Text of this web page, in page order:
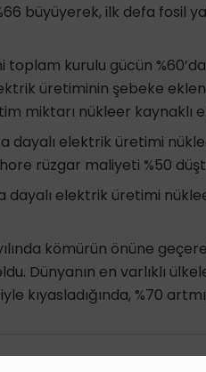
büyüyerek, ilk defa fosil
toplam kurulu gücün
üretiminin şebeke
miktarı nükleer kaynaklı
dayalı elektrik üretimi
rüzgar maliyeti %50
dayalı elektrik üretimi
kömürün önüne
Dünyanın en varlıklı
kıyasladığında, %70
tercih edilen kaynak